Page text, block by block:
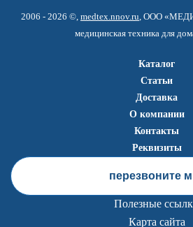
2006 - 2026 ©, medtex.nnov.ru, ООО
медицинская техника для
Каталог
Статьи
Доставка
О компании
Контакты
Реквизиты
перезвоните
Полезные
Карта сайта